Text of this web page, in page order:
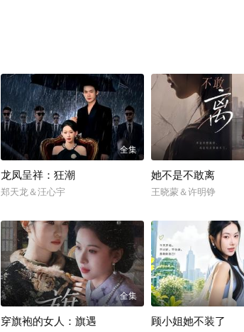
全集
龙凤呈祥：狂潮
郑天龙＆汪心宇
她不是不敢离
王晓蒙＆许明铮
全集
穿旗袍的女人：旗遇 顾小姐她不装了